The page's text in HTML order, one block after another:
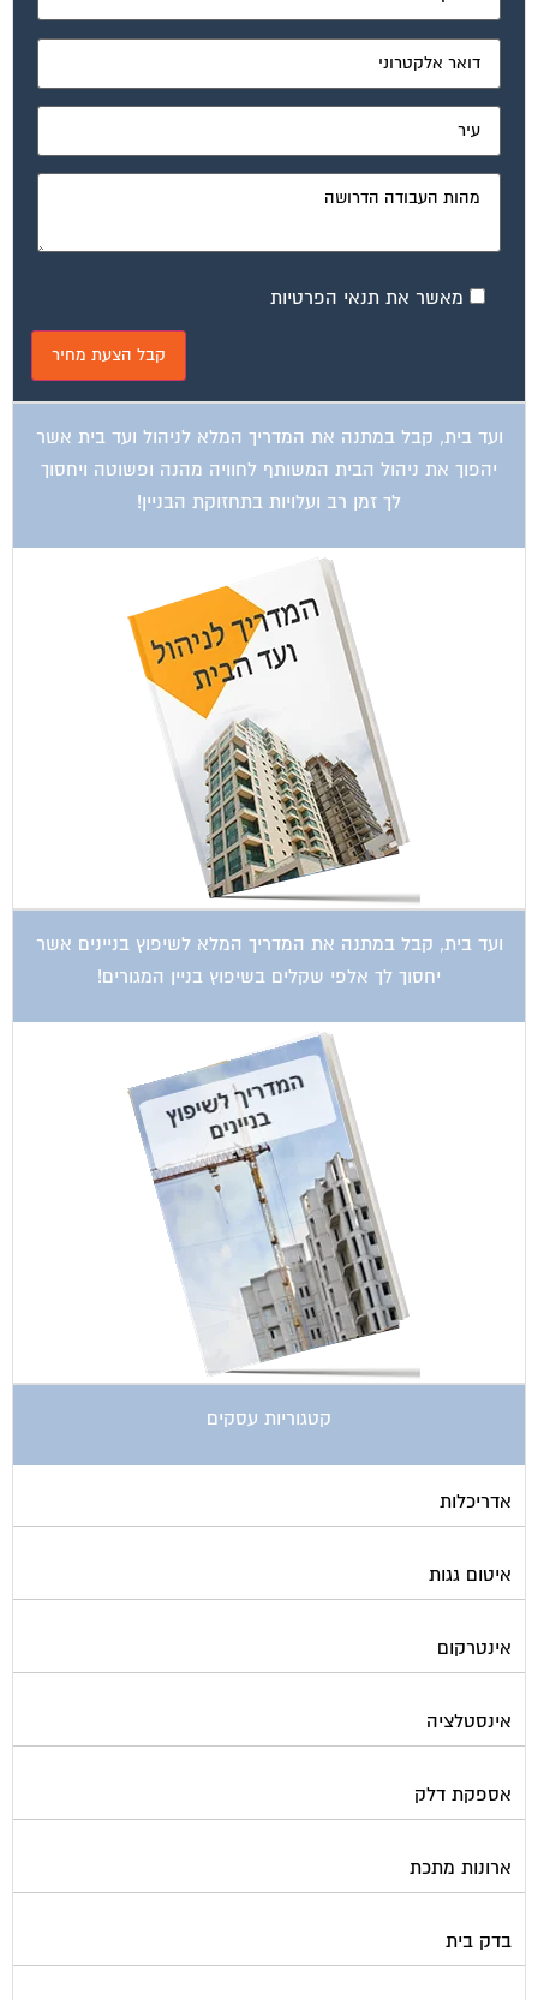
מאשר את תנאי הפרטיות
ועד בית, קבל במתנה את המדריך המלא לניהול ועד בית אשר
יהפוך את ניהול הבית המשותף לחוויה מהנה ופשוטה ויחסוך
לך זמן רב ועלויות בתחזוקת הבניין!
ועד בית, קבל במתנה את המדריך המלא לשיפוץ בניינים אשר
יחסוך לך אלפי שקלים בשיפוץ בניין המגורים!
קטגוריות עסקים
אדריכלות
איטום גגות
אינטרקום
אינסטלציה
אספקת דלק
ארונות מתכת
בדק בית